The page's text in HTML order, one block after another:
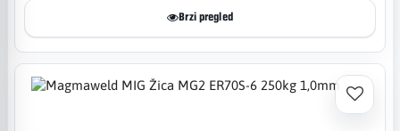
Brzi pregled